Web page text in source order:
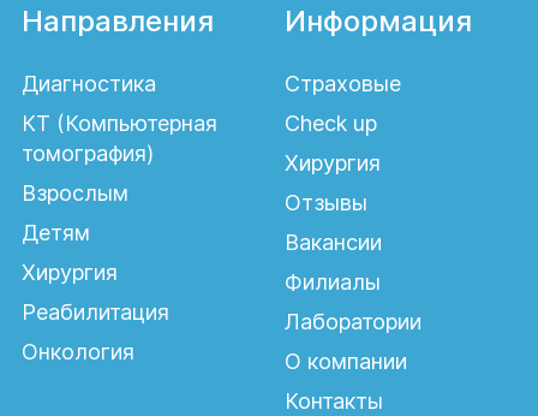
Направления
Диагностика
КТ (Компьютерная
томография)
Взрослым
Детям
Хирургия
Реабилитация
Онкология
Информация
Страховые
Check up
Хирургия
Отзывы
Вакансии
Филиалы
Лаборатории
О компании
Контакты